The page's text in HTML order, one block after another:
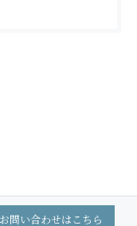
お問い合わせはこちら